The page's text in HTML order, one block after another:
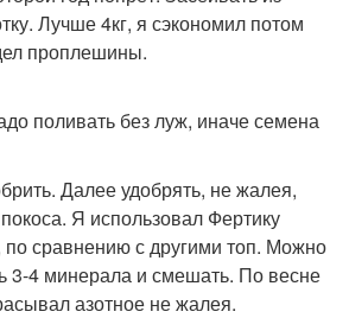
Лучше 4кг, я сэкономил потом
проплешины.
поливать без луж, иначе семена
Далее удобрять, не жалея,
Я использовал Фертику
по сравнению с другими топ. Можно
3-4 минерала и смешать. По весне
азотное не жалея.